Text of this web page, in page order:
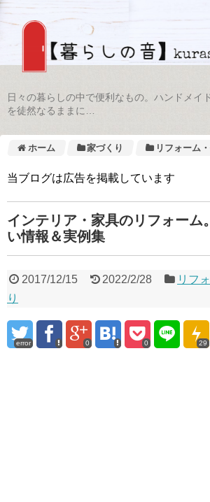
日々の暮らしの中で便利なもの。ハンドメイ
を徒然なるままに…
ホーム 家づくり リフォーム
当ブログは広告を掲載しています
インテリア・家具のリフォーム
い情報＆実例集
2017/12/15 2022/2/28 リフ
り
error 0 0 29